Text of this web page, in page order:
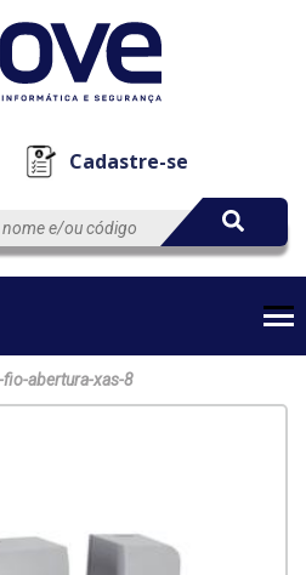
Cadastre-se
Automação
abertura-xas-8